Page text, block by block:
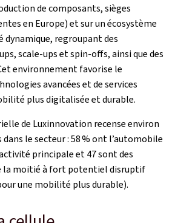
de composants, sièges
en Europe) et sur un écosystème
dynamique, regroupant des
scale-ups et spin-offs, ainsi que des
environnement favorise le
avancées et de services
plus digitalisée et durable.
de Luxinnovation recense environ
dans le secteur : 58 % ont l’automobile
principale et 47 sont des
la moitié à fort potentiel disruptif
une mobilité plus durable).